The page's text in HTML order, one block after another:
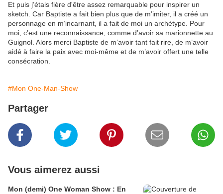
Et puis j’étais fière d'être assez remarquable pour inspirer un
sketch. Car Baptiste a fait bien plus que de m’imiter, il a créé un
personnage en m’incarnant, il a fait de moi un archétype. Pour
moi, c’est une reconnaissance, comme d’avoir sa marionnette au
Guignol. Alors merci Baptiste de m’avoir tant fait rire, de m’avoir
aidé à faire la paix avec moi-même et de m’avoir offert une telle
consécration.
#Mon One-Man-Show
Partager
Vous aimerez aussi
Mon (demi) One Woman Show : En